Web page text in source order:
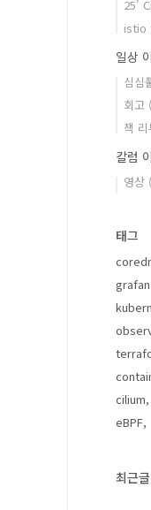
25'
istio
일상
심심
회고
책
칼럼
영상
태그
cilium
eBPF
최근글